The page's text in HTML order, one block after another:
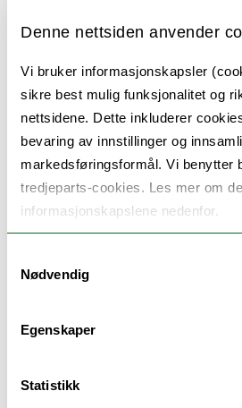
Denne nettsiden anvender
Vi bruker informasjonskapsler
sikre best mulig funksjonalitet og
nettsidene. Dette inkluderer
bevaring av innstillinger og
markedsføringsformål. Vi benytter
tredjeparts-cookies. Les mer om
informasjonskapslene nedenfor.
Nødvendig
Egenskaper
Statistikk
Prosjektet VeiKomp Nord har fått